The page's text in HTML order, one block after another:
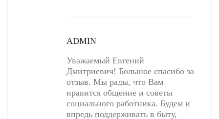
ADMIN
Уважаемый Евгений
Дмитриевич! Большое спасибо за
отзыв. Мы рады, что Вам
нравится общение и советы
социального работника. Будем и
впредь поддерживать в быту,